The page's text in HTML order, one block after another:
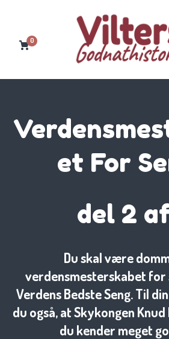
0
et For
del 2
Du skal være
verdensmesterskabet for
Verdens Bedste Seng. Til
du også, at Skykongen
du kender meget